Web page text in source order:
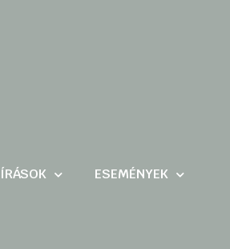
ÍRÁSOK ESEMÉNYEK